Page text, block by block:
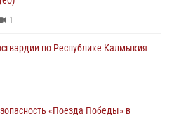
1
по Республике Калмыкия
«Поезда Победы» в